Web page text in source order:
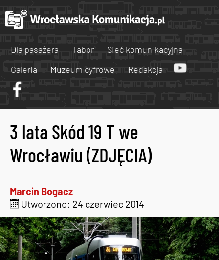
Dla pasażera Tabor
Sieć komunikacyjna
Galeria
Muzeum cyfrowe Redakcja
3 lata Skód 19 T we
Wrocławiu (ZDJĘCIA)
Marcin Bogacz
Utworzono: 24 czerwiec 2014